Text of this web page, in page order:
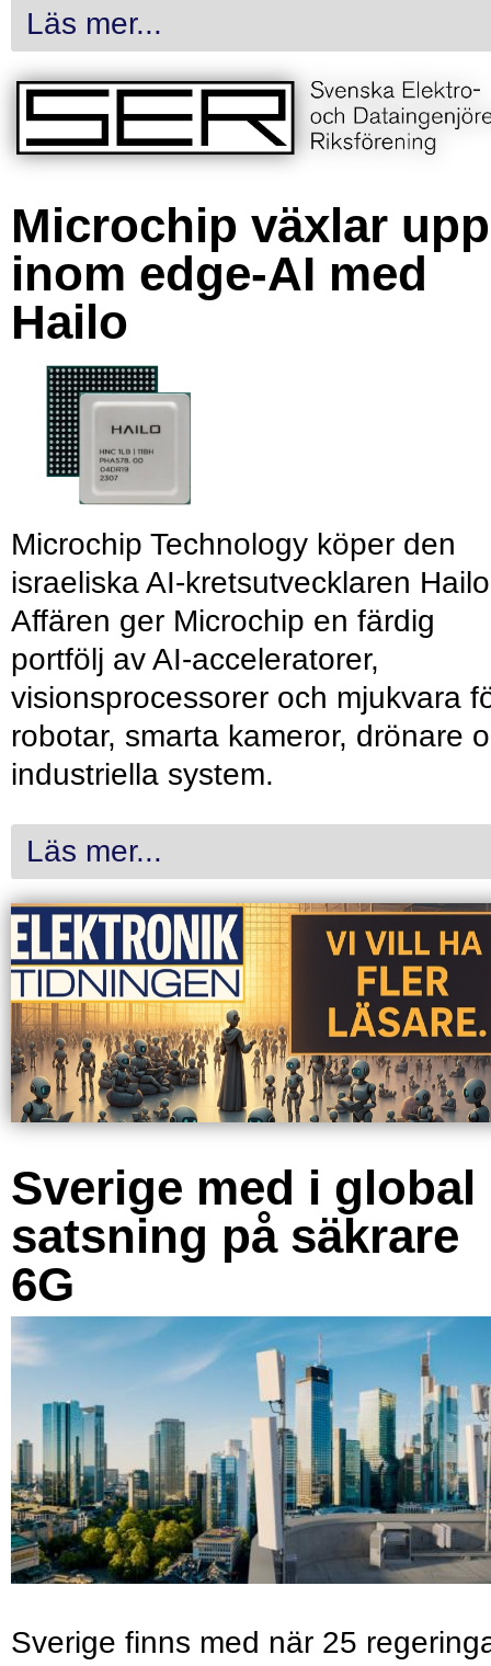
Läs mer...
Microchip växlar upp
inom edge-AI med
Hailo
Microchip Technology köper den
israeliska AI-kretsutvecklaren
Affären ger Microchip en färdig
portfölj av AI-acceleratorer,
visionsprocessorer och mjukvara
robotar, smarta kameror, drönare
industriella system.
Läs mer...
Sverige med i global
satsning på säkrare
6G
Sverige finns med när 25